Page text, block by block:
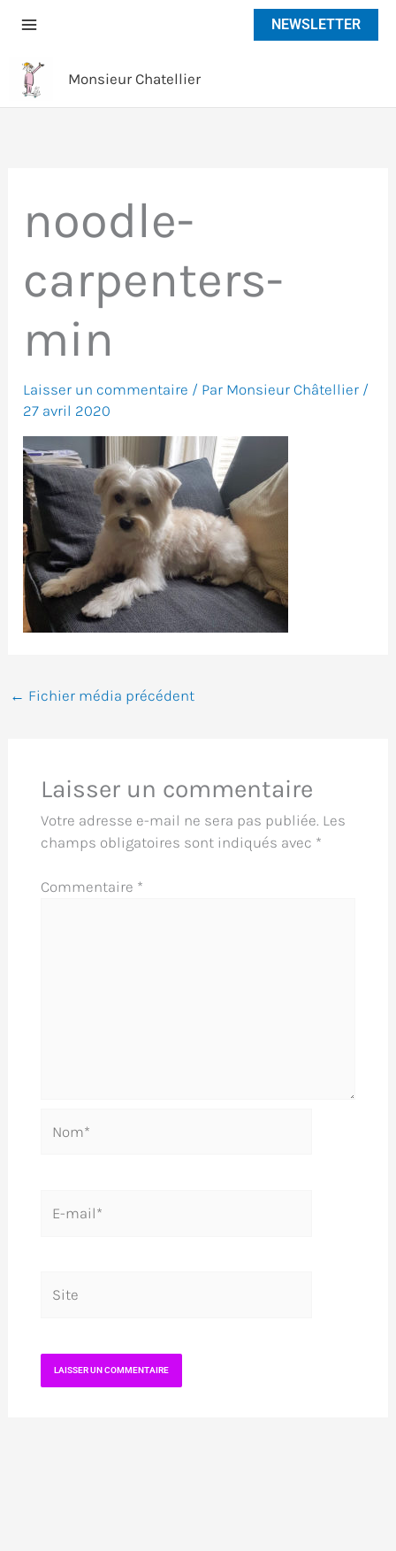
NEWSLETTER
Monsieur Chatellier
noodle-
carpenters-
min
Laisser un commentaire / Par Monsieur Châtellier /
27 avril 2020
← Fichier média précédent
Laisser un commentaire
Votre adresse e-mail ne sera pas publiée. Les
champs obligatoires sont indiqués avec *
Commentaire *
mail*